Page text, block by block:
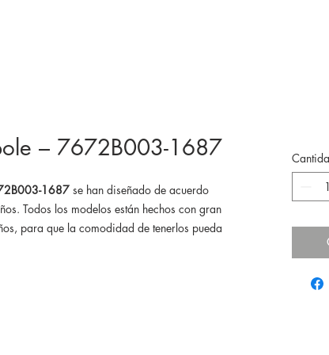
– 7672B003-1687
1687 se han diseñado de acuerdo
Todos los modelos están hechos con gran
para que la comodidad de tenerlos pueda